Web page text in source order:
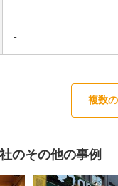
-
複数
のその他の事例